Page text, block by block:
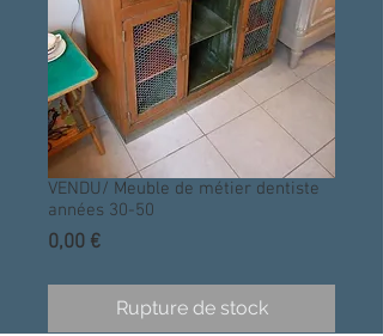
VENDU/ Meuble de métier dentiste
années 30-50
0,00 €Prix
Rupture de stock